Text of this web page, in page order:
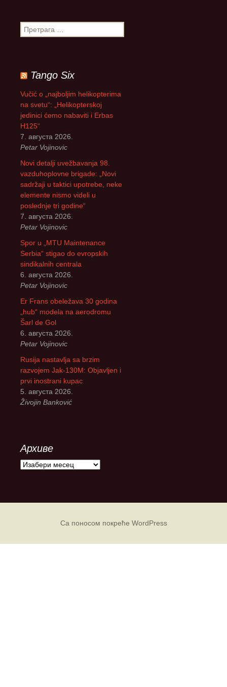
П
р
а
г
з
а
:
Tango Six
Vučić o „najboljim helikopterima
na svetu“: „Helikopterskoj
jedinici ćemo nabaviti i Erbas
H125“
7. августа 2026.
Petar Vojinovic
Novi detalji uvežbavanja 98.
vazduhoplovne brigade: „Novi
sadržaji u taktici upotrebe, neke
elemente nismo videli u
poslednje tri godine“
7. августа 2026.
Petar Vojinovic
Spor u „MTU Maintenance
Serbia“ stigao do evropskih
sindikalnih centrala
6. августа 2026.
Petar Vojinovic
Er Frans obeležava 30 godina
„hub“ modela na aerodromu
Šarl de Gol
6. августа 2026.
Petar Vojinovic
Rusija nastavlja sa brzim
razvojem Jak-130M: Objavljen i
prvi inostrani kupac
5. августа 2026.
Živojin Banković
Архиве
А
Са поносом покреће WordPress